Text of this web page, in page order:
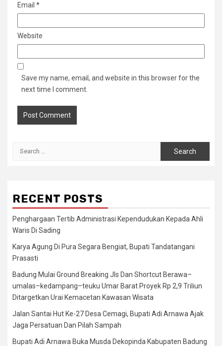
Email *
Website
Save my name, email, and website in this browser for the
next time I comment.
RECENT POSTS
Penghargaan Tertib Administrasi Kependudukan Kepada Ahli
Waris Di Sading
Karya Agung Di Pura Segara Bengiat, Bupati Tandatangani
Prasasti
Badung Mulai Ground Breaking Jls Dan Shortcut Berawa–
umalas–kedampang–teuku Umar Barat Proyek Rp 2,9 Triliun
Ditargetkan Urai Kemacetan Kawasan Wisata
Jalan Santai Hut Ke-27 Desa Cemagi, Bupati Adi Arnawa Ajak
Jaga Persatuan Dan Pilah Sampah
Bupati Adi Arnawa Buka Musda Dekopinda Kabupaten Badung